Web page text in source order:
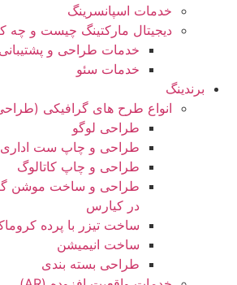
خدمات اسپانسرینگ
دیجیتال مارکتینگ چیست و چه
خدمات طراحی و
خدمات سئو
برندینگ
انواع طرح های گرافیکی
طراحی لوگو
طراحی و چاپ ست اداری
طراحی و چاپ کاتالوگ
طراحی و ساخت موشن
در کیارس
ساخت تیزر با پرده
ساخت انیمیشن
طراحی بسته بندی